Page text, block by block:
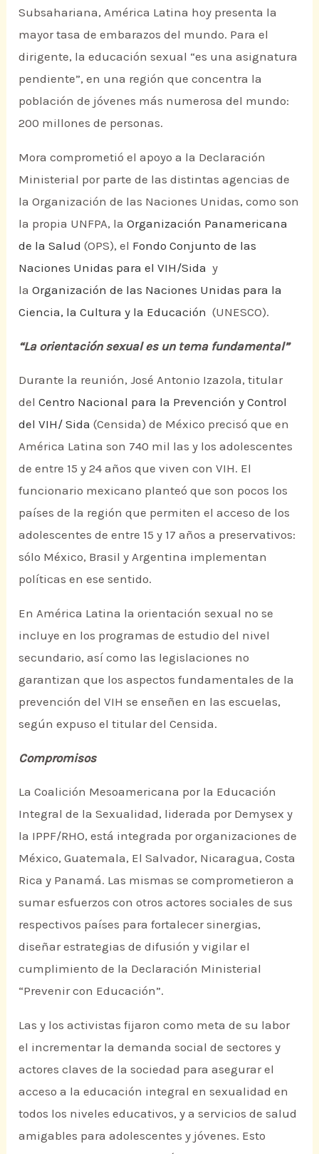
Subsahariana, América Latina hoy presenta la
mayor tasa de embarazos del mundo. Para el
dirigente, la educación sexual “es una asignatura
pendiente”, en una región que concentra la
población de jóvenes más numerosa del mundo:
200 millones de personas.
Mora comprometió el apoyo a la Declaración
Ministerial por parte de las distintas agencias de
la Organización de las Naciones Unidas, como son
la propia UNFPA, laOrganización Panamericana
de la Salud (OPS), el Fondo Conjunto de las
Naciones Unidas para el VIH/Sida y
laOrganización de las Naciones Unidas para la
Ciencia, la Cultura y la Educación (UNESCO).
“La orientación sexual es un tema fundamental”
Durante la reunión, José Antonio Izazola, titular
delCentro Nacional para la Prevención y Control
del VIH/ Sida(Censida) de México precisó que en
América Latina son 740 mil las y los adolescentes
de entre 15 y 24 años que viven con VIH. El
funcionario mexicano planteó que son pocos los
países de la región que permiten el acceso de los
adolescentes de entre 15 y 17 años a preservativos:
sólo México, Brasil y Argentina implementan
políticas en ese sentido.
En América Latina la orientación sexual no se
incluye en los programas de estudio del nivel
secundario, así como las legislaciones no
garantizan que los aspectos fundamentales de la
prevención del VIH se enseñen en las escuelas,
según expuso el titular del Censida.
Compromisos
La Coalición Mesoamericana por la Educación
Integral de la Sexualidad, liderada por Demysex y
la IPPF/RHO, está integrada por organizaciones de
México, Guatemala, El Salvador, Nicaragua, Costa
Rica y Panamá. Las mismas se comprometieron a
sumar esfuerzos con otros actores sociales de sus
respectivos países para fortalecer sinergias,
diseñar estrategias de difusión y vigilar el
cumplimiento de la Declaración Ministerial
“Prevenir con Educación”.
Las y los activistas fijaron como meta de su labor
el incrementar la demanda social de sectores y
actores claves de la sociedad para asegurar el
acceso a la educación integral en sexualidad en
todos los niveles educativos, y a servicios de salud
amigables para adolescentes y jóvenes. Esto